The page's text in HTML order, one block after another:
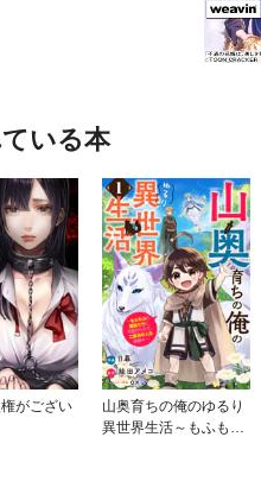
いる本
がござい
山奥育ちの俺のゆるり
異世界生活～もふもふ